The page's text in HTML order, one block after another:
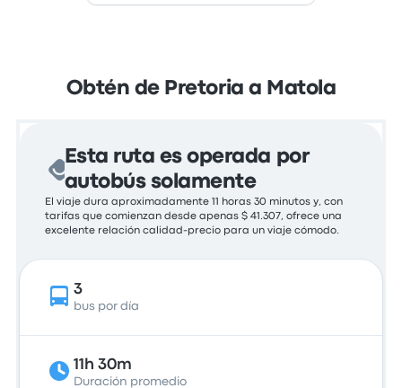
Obtén de Pretoria a Matola
Esta ruta es operada por
autobús solamente
El viaje dura aproximadamente 11 horas 30 minutos y, con
tarifas que comienzan desde apenas $ 41.307, ofrece una
excelente relación calidad-precio para un viaje cómodo.
3
bus por día
11h 30m
Duración promedio